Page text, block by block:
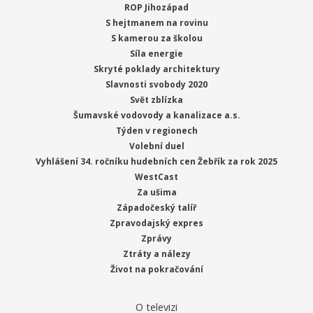
ROP Jihozápad
S hejtmanem na rovinu
S kamerou za školou
Síla energie
Skryté poklady architektury
Slavnosti svobody 2020
Svět zblízka
Šumavské vodovody a kanalizace a.s.
Týden v regionech
Volební duel
Vyhlášení 34. ročníku hudebních cen Žebřík za rok 2025
WestCast
Za ušima
Západočeský talíř
Zpravodajský expres
Zprávy
Ztráty a nálezy
Život na pokračování
O televizi